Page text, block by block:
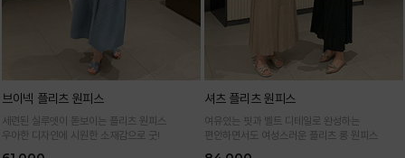
브이넥 플리츠 원피스
세련된 실루엣이 돋보이는 플리츠 원피스
우아한 디자인에 시원한 소재감으로 굿!
셔츠 플리츠 원피스
여유있는 핏과 벨트 디테일로 완성하는
편안하면서도 여성스러운 플리츠 롱 원피스